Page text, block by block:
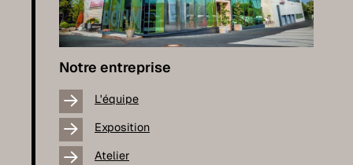
Notre entreprise
L'équipe
Exposition
Atelier